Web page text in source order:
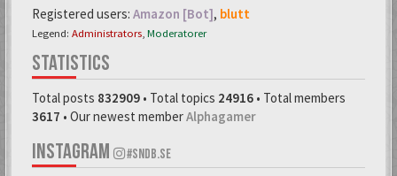
Registered users: Amazon [Bot], blutt
Legend: Administrators Moderatorer
STATISTICS
Total posts 832909 • Total topics 24916 • Total members
3617 • Our newest memberAlphagamer
INSTAGRAM #SNDB.SE